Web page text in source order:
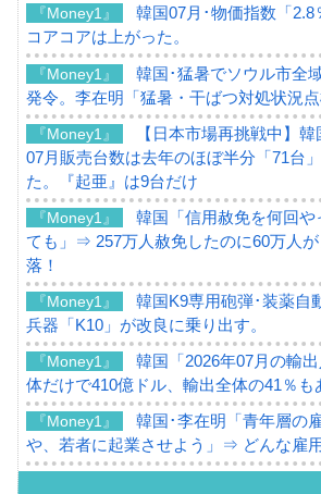
『Money1』
韓国07月･物価指数「
コアコアは上がった。
『Money1』
韓国･猛暑でソウル市全
発令。李在明「猛暑・干ばつ対処状況点
『Money1』
【日本市場再挑戦中】韓
07月販売台数は去年のほぼ半分「71台
た。『起亜』は9台だけ
『Money1』
韓国「信用赦免を何回や
ても」⇒ 257万人赦免したのに60万人
落！
『Money1』
韓国K9専用砲弾･装薬自
兵器「K10」が改良に乗り出す。
『Money1』
韓国「2026年07月の輸
体だけで410億ドル、輸出全体の41％も
『Money1』
韓国･李在明「青年層の
や、若者に起業させよう」⇒ どんな雇用